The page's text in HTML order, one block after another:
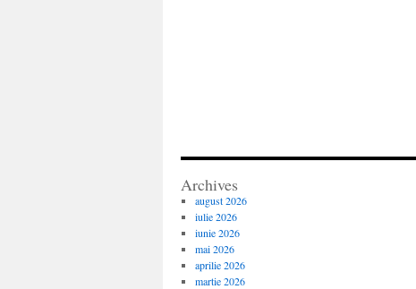
Archives
august 2026
iulie 2026
iunie 2026
mai 2026
aprilie 2026
martie 2026